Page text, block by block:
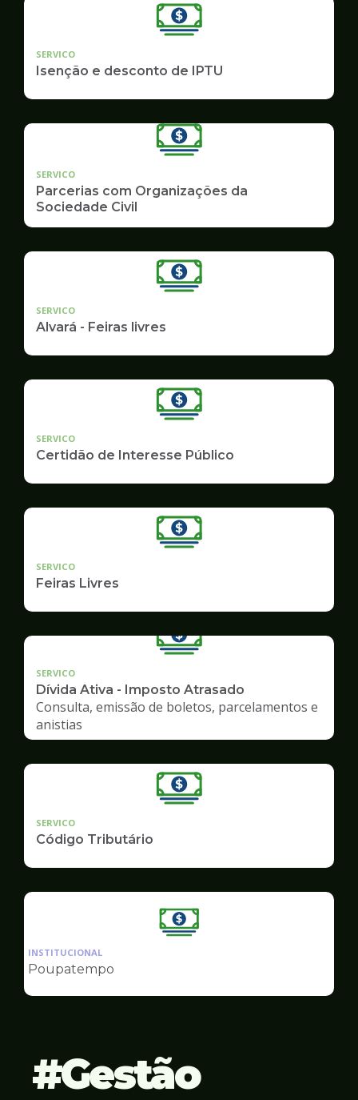
SERVICO
Isenção e desconto de IPTU
SERVICO
Parcerias com Organizações da
Sociedade Civil
SERVICO
Alvará - Feiras livres
SERVICO
Certidão de Interesse Público
SERVICO
Feiras Livres
SERVICO
Dívida Ativa - Imposto Atrasado
Consulta, emissão de boletos, parcelamentos e
anistias
SERVICO
Código Tributário
Ilustração
Finanças
INSTITUCIONAL
Poupatempo
Gestão